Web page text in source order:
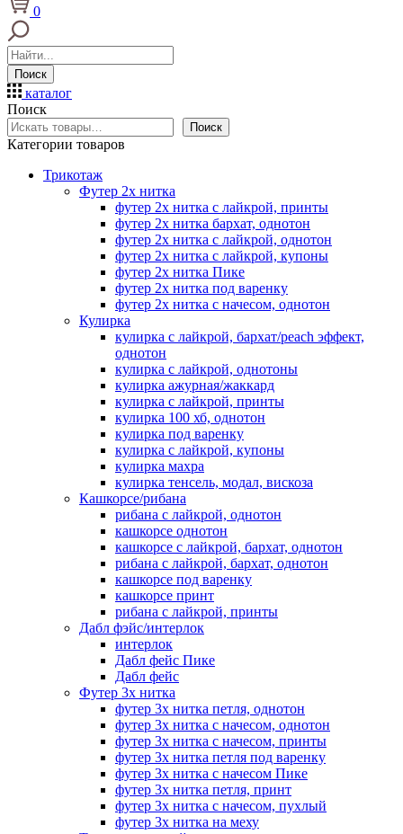
0
Поиск
каталог
Поиск
Поиск
Категории товаров
Трикотаж
Футер 2х нитка
футер 2х нитка с лайкрой, принты
футер 2х нитка бархат, однотон
футер 2х нитка с лайкрой, однотон
футер 2х нитка с лайкрой, купоны
футер 2х нитка Пике
футер 2х нитка под варенку
футер 2х нитка с начесом, однотон
Кулирка
кулирка с лайкрой, бархат/peach эффект,
однотон
кулирка с лайкрой, однотоны
кулирка ажурная/жаккард
кулирка с лайкрой, принты
кулирка 100 хб, однотон
кулирка под варенку
кулирка с лайкрой, купоны
кулирка махра
кулирка тенсель, модал, вискоза
Кашкорсе/рибана
рибана с лайкрой, однотон
кашкорсе однотон
кашкорсе с лайкрой, бархат, однотон
рибана с лайкрой, бархат, однотон
кашкорсе под варенку
кашкорсе принт
рибана с лайкрой, принты
Дабл фэйс/интерлок
интерлок
Дабл фейс Пике
Дабл фейс
Футер 3х нитка
футер 3х нитка петля, однотон
футер 3х нитка с начесом, однотон
футер 3х нитка с начесом, принты
футер 3х нитка петля под варенку
футер 3х нитка с начесом Пике
футер 3х нитка петля, принт
футер 3х нитка с начесом, пухлый
футер 3х нитка на меху